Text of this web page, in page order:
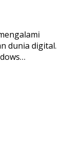
dunia digital.